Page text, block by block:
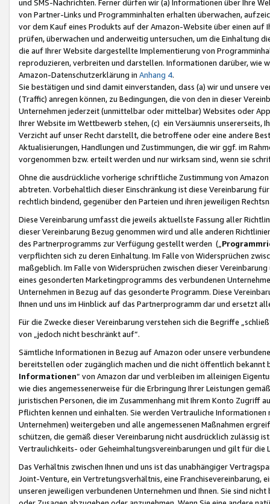
und SMS-Nachrichten. Ferner dürfen wir (a) Informationen über Ihre
von Partner-Links und Programminhalten erhalten überwachen,
vor dem Kauf eines Produkts auf der Amazon-Website über einen
prüfen, überwachen und anderweitig untersuchen, um die Einhaltung
die auf Ihrer Website dargestellte Implementierung von
reproduzieren, verbreiten und darstellen. Informationen darüber, wie
Amazon-Datenschutzerklärung in Anhang 4.
Sie bestätigen und sind damit einverstanden, dass (a) wir und
(Traffic) anregen können, zu Bedingungen, die von den in dieser
Unternehmen jederzeit (unmittelbar oder mittelbar) Websites oder
Ihrer Website im Wettbewerb stehen, (c) ein Versäumnis unsererseits,
Verzicht auf unser Recht darstellt, die betroffene oder eine andere
Aktualisierungen, Handlungen und Zustimmungen, die wir ggf. im
vorgenommen bzw. erteilt werden und nur wirksam sind, wenn sie
Ohne die ausdrückliche vorherige schriftliche Zustimmung von
abtreten. Vorbehaltlich dieser Einschränkung ist diese Vereinbarung
rechtlich bindend, gegenüber den Parteien und ihren jeweiligen
Diese Vereinbarung umfasst die jeweils aktuellste Fassung aller
dieser Vereinbarung Bezug genommen wird und alle anderen
des Partnerprogramms zur Verfügung gestellt werden („
verpflichten sich zu deren Einhaltung. Im Falle von Widersprüchen
maßgeblich. Im Falle von Widersprüchen zwischen dieser
eines gesonderten Marketingprogramms des verbundenen
Unternehmen in Bezug auf das gesonderte Programm. Diese
Ihnen und uns im Hinblick auf das Partnerprogramm dar und ersetzt
Für die Zwecke dieser Vereinbarung verstehen sich die Begriffe
von „jedoch nicht beschränkt auf“.
Sämtliche Informationen in Bezug auf Amazon oder unsere
bereitstellen oder zugänglich machen und die nicht öffentlich
Informationen“ von Amazon dar und verbleiben im alleinigen
wie dies angemessenerweise für die Erbringung Ihrer Leistungen
juristischen Personen, die im Zusammenhang mit Ihrem Konto
Pflichten kennen und einhalten. Sie werden Vertrauliche
Unternehmen) weitergeben und alle angemessenen Maßnahmen
schützen, die gemäß dieser Vereinbarung nicht ausdrücklich zulässig
Vertraulichkeits- oder Geheimhaltungsvereinbarungen und gilt für die
Das Verhältnis zwischen Ihnen und uns ist das unabhängiger
Joint-Venture, ein Vertretungsverhältnis, eine Franchisevereinbarung,
unseren jeweiligen verbundenen Unternehmen und Ihnen. Sie sind